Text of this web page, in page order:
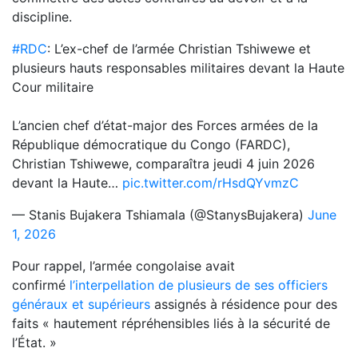
discipline.
#RDC: L’ex-chef de l’armée Christian Tshiwewe et
plusieurs hauts responsables militaires devant la Haute
Cour militaire
L’ancien chef d’état-major des Forces armées de la
République démocratique du Congo (FARDC),
Christian Tshiwewe, comparaîtra jeudi 4 juin 2026
devant la Haute… pic.twitter.com/rHsdQYvmzC
— Stanis Bujakera Tshiamala (@StanysBujakera) June
1, 2026
Pour rappel, l’armée congolaise avait
confirmé l’interpellation de plusieurs de ses officiers
généraux et supérieurs assignés à résidence pour des
faits « hautement répréhensibles liés à la sécurité de
l’État. »